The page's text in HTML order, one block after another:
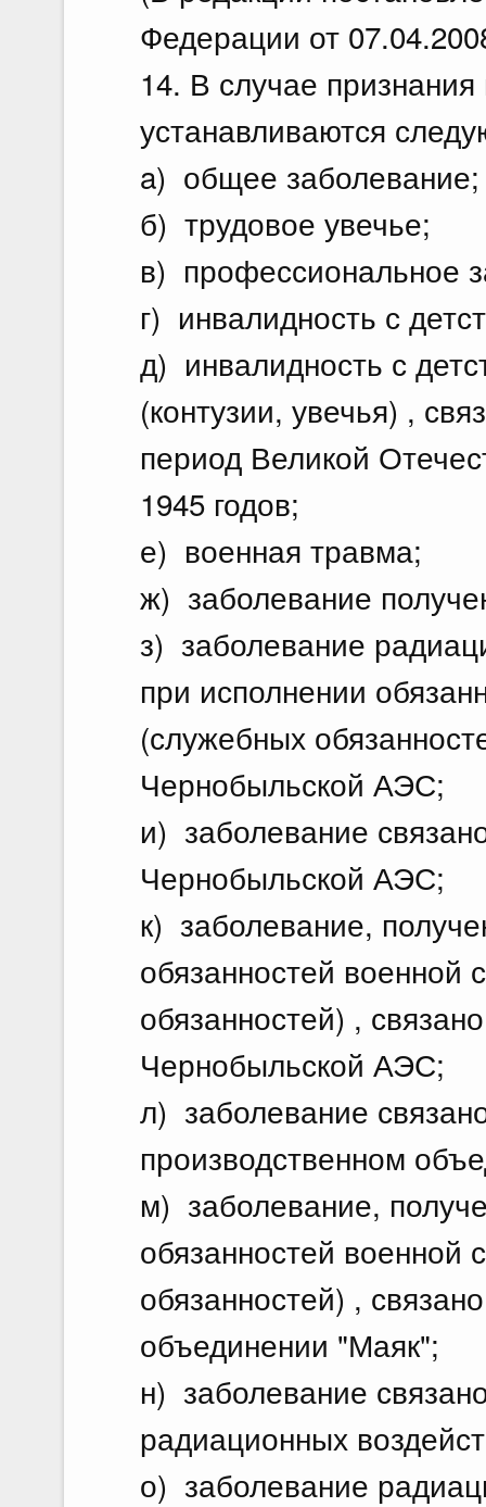
Федерации от
14. В случае
устанавливаются
a) общее заболевание;
б) трудовое увечье;
в) профессиональное
г) инвалидность с
д) инвалидность с
(контузии, увечья) ,
период Великой
1945 годов;
е) военная травма;
ж) заболевание
з) заболевание
при исполнении
(служебных
Чернобыльской АЭС;
и) заболевание
Чернобыльской АЭС;
к) заболевание,
обязанностей
обязанностей) ,
Чернобыльской АЭС;
л) заболевание
производственном
м) заболевание,
обязанностей
обязанностей) ,
объединении "Маяк";
н) заболевание
радиационных
о) заболевание